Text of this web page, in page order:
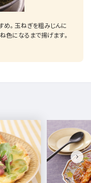
め。玉ねぎを粗みじんに
色になるまで揚げます。